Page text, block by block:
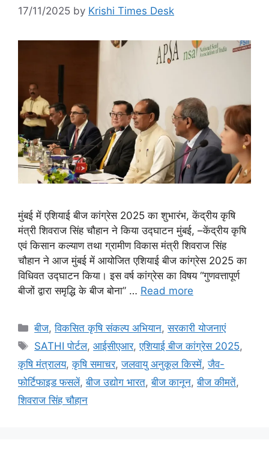
17/11/2025 by Krishi Times Desk
मुंबई में एशियाई बीज कांग्रेस 2025 का शुभारंभ, केंद्रीय कृषि
मंत्री शिवराज सिंह चौहान ने किया उद्घाटन मुंबई, –केंद्रीय कृषि
एवं किसान कल्याण तथा ग्रामीण विकास मंत्री शिवराज सिंह
चौहान ने आज मुंबई में आयोजित एशियाई बीज कांग्रेस 2025 का
विधिवत उद्घाटन किया। इस वर्ष कांग्रेस का विषय “गुणवत्तापूर्ण
बीजों द्वारा समृद्धि के बीज बोना” … Read more
बीज,विकसित कृषि संकल्प अभियान,सरकारी योजनाएं
SATHI पोर्टल,आईसीएआर,एशियाई बीज कांग्रेस 2025,
कृषि मंत्रालय,कृषि समाचर,जलवायु अनुकूल किस्में,जैव-
फोर्टिफाइड फसलें,बीज उद्योग भारत,बीज कानून,बीज कीमतें,
शिवराज सिंह चौहान